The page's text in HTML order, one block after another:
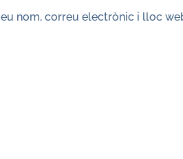
nom, correu electrònic i lloc